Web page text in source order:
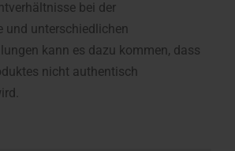
bei der
und unterschiedlichen
kann es dazu kommen, dass
nicht authentisch